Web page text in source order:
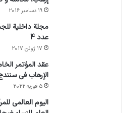
خدمات مثل صالونات
علاوة على ذلك، فإن قرار
المتظاهرين “يتضمن صكوكا
19 دسامبر 2016
مجلة داخلية
عدد 4
17 ژوئن 2017
عقد المؤتمر
الإرهاب في
5 فوریه 2022
اليوم العالمي